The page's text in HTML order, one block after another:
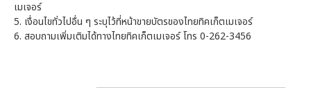
เมเจอร์
5. เงื่อนไขทั่วไปอื่น ๆ ระบุไว้ที่หน้าขายบัตรของไทยทิคเก็ตเมเจอร์
6. สอบถามเพิ่มเติมได้ทางไทยทิคเก็ตเมเจอร์ โทร 0-262-3456